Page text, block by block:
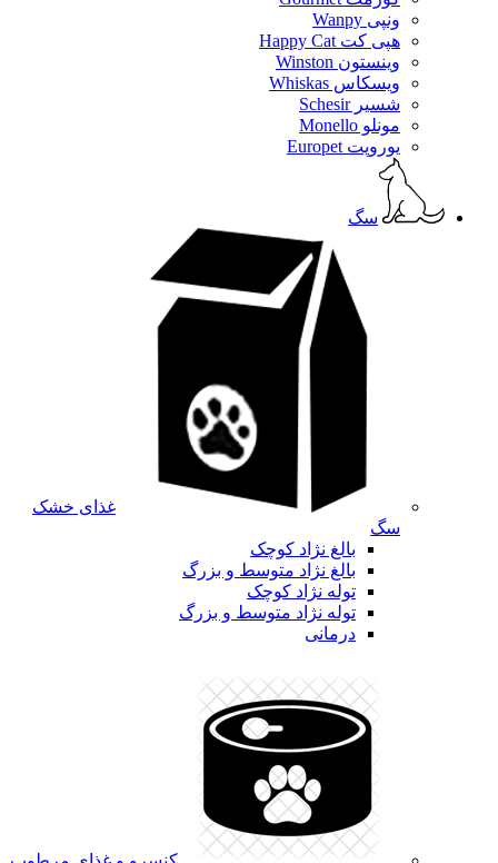
ونپی Wanpy
هپی کت Happy Cat
وینستون Winston
ویسکاس Whiskas
شسیر Schesir
مونلو Monello
یوروپت Europet
سگ
غذای خشک
سگ
بالغ نژاد کوچک
بالغ نژاد متوسط و بزرگ
توله نژاد کوچک
توله نژاد متوسط و بزرگ
درمانی